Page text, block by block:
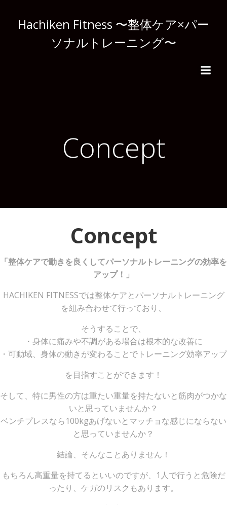
ン
Hachiken Fitness 〜整体ケア×パー
ソナルトレーニング〜
Concept
Concept
「整体ケアで動きを良くしてパーソナルトレーニングの効率を
アップ！」
HACHIKEN FITNESSでは整体ケアとパーソナルトレーニング
を組み合わせて行っており、
そうすることで、
・身体に痛みや不調がある場合は根本的な改善に
・可動域、身体の動きが変わることでトレーニング効率アップ
を目指すことができます！
そして、特に男性の方は重たい重量を持たないと筋肉がつかな
いと思っていませんか？
ベンチプレスなら100kgあげないとマッチョな感じにならない
と思っていませんか？
結論、そんなことありません！
もちろん高重量を持てるといいのですが、1人で行うと危険だ
ったり、ケガのリスクもあります。